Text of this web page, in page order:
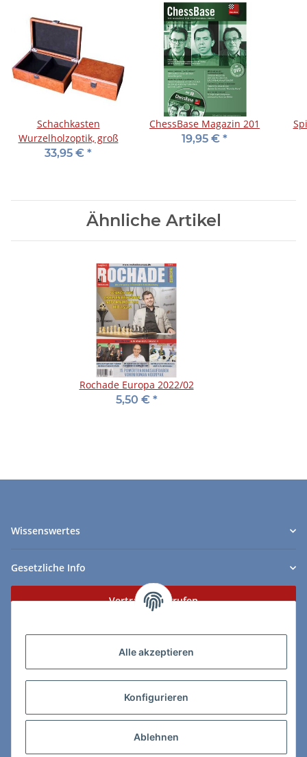
Alle akzeptieren
Konfigurieren
Ablehnen
Schachkasten
Wurzelholzoptik, groß
33,95 € *
ChessBase Magazin 201
19,95 € *
Ähnliche Artikel
Rochade Europa 2022/02
5,50 € *
Wissenswertes
Gesetzliche Info
Vertrag widerrufen